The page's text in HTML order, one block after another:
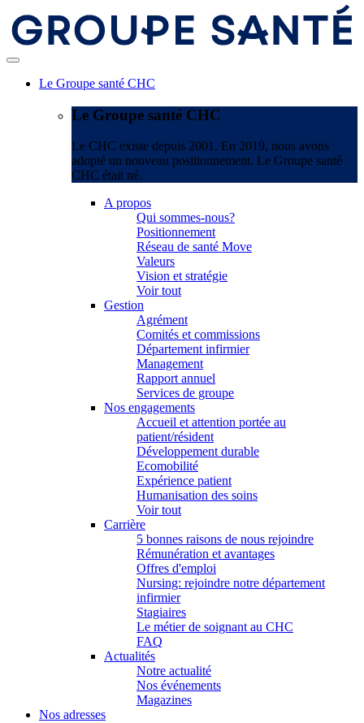
Le Groupe santé CHC
Le Groupe santé CHC
Le CHC existe depuis 2001. En 2019, nous avons
adopté un nouveau positionnement. Le Groupe santé
CHC était né.
A propos
Qui sommes-nous?
Positionnement
Réseau de santé Move
Valeurs
Vision et stratégie
Voir tout
Gestion
Agrément
Comités et commissions
Département infirmier
Management
Rapport annuel
Services de groupe
Nos engagements
Accueil et attention portée au
patient/résident
Développement durable
Ecomobilité
Expérience patient
Humanisation des soins
Voir tout
Carrière
5 bonnes raisons de nous rejoindre
Rémunération et avantages
Offres d'emploi
Nursing: rejoindre notre département
infirmier
Stagiaires
Le métier de soignant au CHC
FAQ
Actualités
Notre actualité
Nos événements
Magazines
Nos adresses